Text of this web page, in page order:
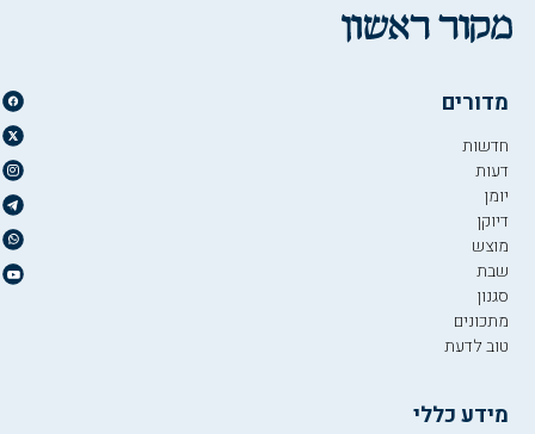
מדורים
חדשות
דעות
יומן
דיוקן
מוצש
שבת
סגנון
מתכונים
טוב לדעת
מידע כללי